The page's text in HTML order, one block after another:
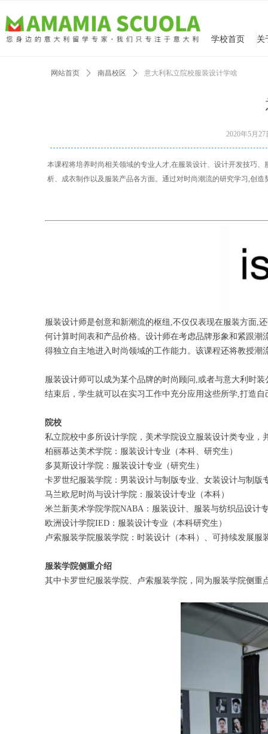
学校首页
网站首页 ꄲ 南昌校区 ꄲ 意大利私立院校服装设计学啥
服装设计师是创意和新潮流的枢纽,不仅仅表现在服装方面,
何计算时间表和产品价格。设计师在考虑品牌形象和紧跟
得独立自主地进入时尚领域的工作能力。该课程还将教授潮
服装设计师可以成为某个品牌的时尚顾问,或者与意大利时
结束后，学生就可以在实习工作中充分应用这些所学,打造自
院校
私立院校中多所设计学院，美术学院设立服装设计类专业，
柏丽慕达美术学院：服装设计专业（本科、研究生）
多莫斯设计学院：服装设计专业（研究生）
卡罗世纪服装学院：男装设计与制版专业、女装设计与制版
马兰欧尼时尚与设计学院：服装设计专业（本科）
米兰新美术学院学院NABA：服装设计、服装与纺织品设计
欧洲设计学院IED：服装设计专业（本科研究生）
卢索服装学院服装学院：时装设计（本科）、可持续发展服
服装学院侧重介绍
其中卡罗世纪服装学院、卢索服装学院，同为服装学院侧重
2020年5月27
本课程将培养时尚相关领域的专业人才,在服装设计、设计开发技巧
析、成衣制作以及服装产品各方面。通过对时尚潮流的研究学习,创造